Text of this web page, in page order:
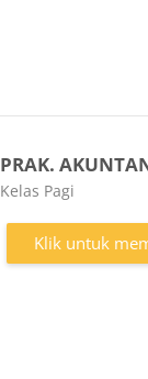
PRAK.
Kategori kursus
Kelas Pagi
Klik untuk